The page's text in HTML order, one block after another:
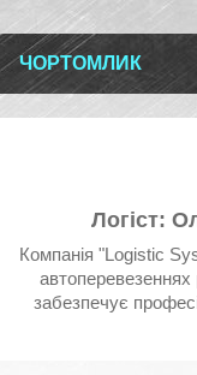
ЧОРТОМЛИК
Логіст:
Компанія "Logistic
автоперевезеннях
забезпечує